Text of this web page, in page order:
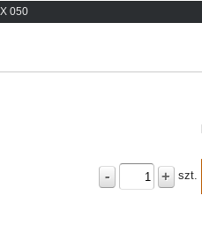
050
- + szt.